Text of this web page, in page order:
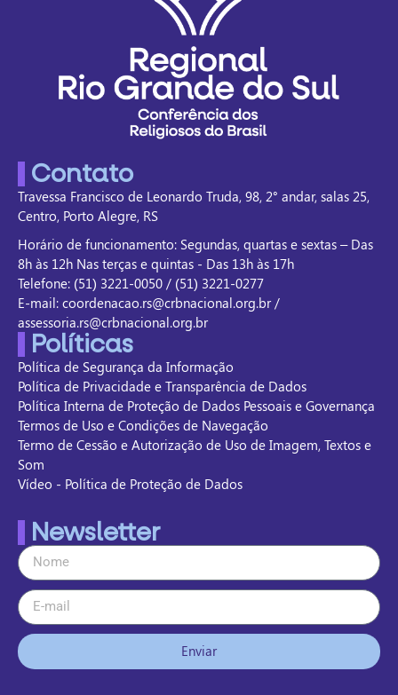
Contato
Travessa Francisco de Leonardo Truda, 98, 2° andar, salas 25,
Centro, Porto Alegre, RS
Horário de funcionamento: Segundas, quartas e sextas – Das
8h às 12h Nas terças e quintas - Das 13h às 17h
Telefone: (51) 3221-0050 / (51) 3221-0277
E-mail: coordenacao.rs@crbnacional.org.br /
assessoria.rs@crbnacional.org.br
Políticas
Política de Segurança da Informação
Política de Privacidade e Transparência de Dados
Política Interna de Proteção de Dados Pessoais e Governança
Termos de Uso e Condições de Navegação
Termo de Cessão e Autorização de Uso de Imagem, Textos e
Som
Vídeo - Política de Proteção de Dados
Newsletter
Enviar